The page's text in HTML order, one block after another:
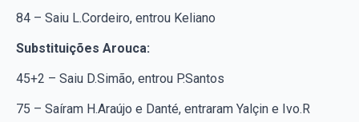
84 – Saiu L.Cordeiro, entrou Keliano
Substituições Arouca:
45+2 – Saiu D.Simão, entrou P.Santos
75 – Saíram H.Araújo e Danté, entraram Yalçin e Ivo.R